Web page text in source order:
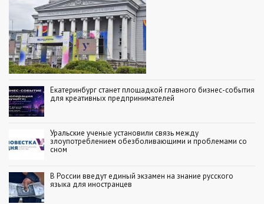
Екатеринбург станет площадкой главного бизнес-события
для креативных предпринимателей
Уральские ученые установили связь между
злоупотреблением обезболивающими и проблемами со
сном
В России введут единый экзамен на знание русского
языка для иностранцев